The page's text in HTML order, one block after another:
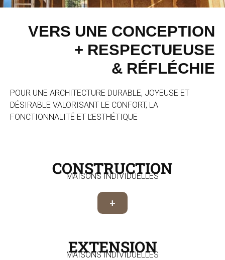
VERS UNE CONCEPTION
+ RESPECTUEUSE
& RÉFLÉCHIE
POUR UNE ARCHITECTURE DURABLE, JOYEUSE ET
DÉSIRABLE VALORISANT LE CONFORT, LA
FONCTIONNALITÉ ET L’ESTHÉTIQUE
CONSTRUCTION
MAISONS INDIVIDUELLES
+
EXTENSION
MAISONS INDIVIDUELLES